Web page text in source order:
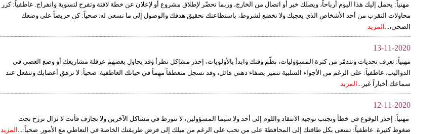
مهنياً: يحمل إليك هذا اليوم أرباحاً، ويصلك خبر أو اتصال من الخارج، وربما تحضّر لإطلاق مشروع أو لإعلان عن خطة لافتة وتفرح لتسوية وانفراج. عاطفياً: كرر
محاولات التقرب من أحد الأشخاص الذي يعجبك ولا تخضع لشروط، باستطاعتك تحقيق هدفك والوصول إلى ما تسعى له. صحياً: كن حريصاً على وضعك
الصحي،... المزيد
13-11-2020
مهنياً: تعرف تحديات وتتذمّر من كثرة المسؤوليات، نظّم وقتك وابدأ بالأولويات، إحذر مشاكل تطرأ وقد يحاول بعضهم عرقلة مشاريعك أو وضع العصي في
الدواليب. عاطفياً: على الرغم من الأجواء السلبية تتميز بصفاء ذهني هائل، وقد تسجل منعطفاً مهماً في حياتك العاطفية. صحياً: لا ترهق أعصابك وتنفعل عند
سماعك أخباراً غير... المزيد
12-11-2020
مهنياً: إحذر الوقوع في خطأ وتجنب توجيه الانتقاد واللوم إلى أحد ولا سيما المسؤولين، لا تتورط في مشاكل الآخرين ولا تجازف فأنت لا تزال ترزخ تحت
ضغوط كثيرة. عاطفياً: تسعى بكل طاقتك إلى المحافظة على من تحب على الرغم من ميلك إلى فرض طريقتك الخاصة في التعاطي مع الأمور. صحياً:... المزيد